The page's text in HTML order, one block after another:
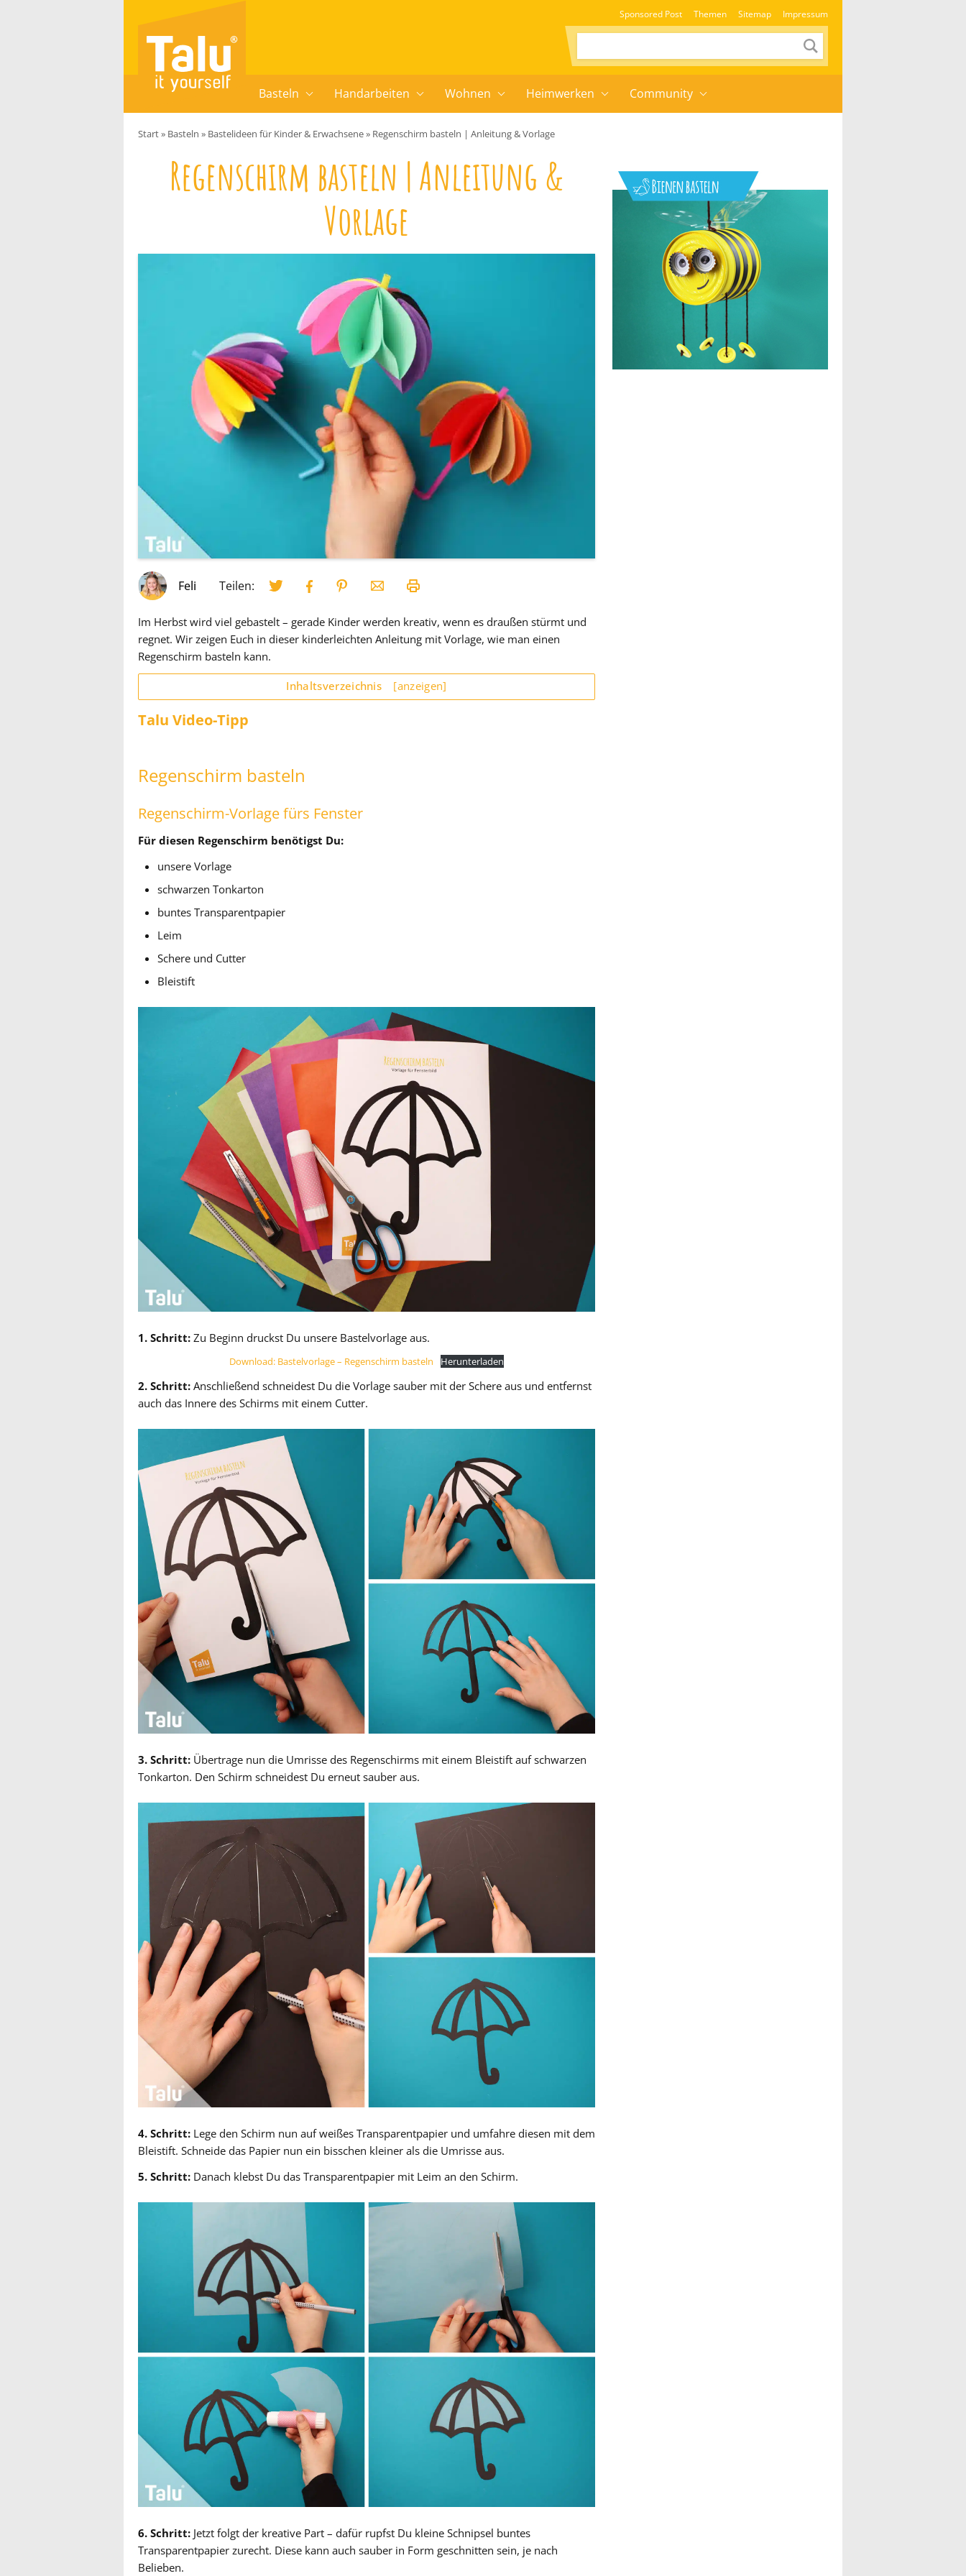
Sponsored Post Themen Sitemap Impressum
Basteln Handarbeiten Wohnen Heimwerken Community
Start» Basteln » Bastelideen für Kinder & Erwachsene» Regenschirm basteln | Anleitung & Vorlage
Regenschirm basteln | Anleitung &
Vorlage
Feli Teilen:
Im Herbst wird viel gebastelt – gerade Kinder werden kreativ, wenn es draußen stürmt und
regnet. Wir zeigen Euch in dieser kinderleichten Anleitung mit Vorlage, wie man einen
Regenschirm basteln kann.
Inhaltsverzeichnis [anzeigen]
Talu Video-Tipp
Regenschirm basteln
Regenschirm-Vorlage fürs Fenster
Für diesen Regenschirm benötigst Du:
unsere Vorlage
schwarzen Tonkarton
buntes Transparentpapier
Leim
Schere und Cutter
Bleistift
1. Schritt: Zu Beginn druckst Du unsere Bastelvorlage aus.
Download: Bastelvorlage – Regenschirm basteln Herunterladen
2. Schritt: Anschließend schneidest Du die Vorlage sauber mit der Schere aus und entfernst
auch das Innere des Schirms mit einem Cutter.
3. Schritt: Übertrage nun die Umrisse des Regenschirms mit einem Bleistift auf schwarzen
Tonkarton. Den Schirm schneidest Du erneut sauber aus.
4. Schritt: Lege den Schirm nun auf weißes Transparentpapier und umfahre diesen mit dem
Bleistift. Schneide das Papier nun ein bisschen kleiner als die Umrisse aus.
5. Schritt: Danach klebst Du das Transparentpapier mit Leim an den Schirm.
6. Schritt: Jetzt folgt der kreative Part – dafür rupfst Du kleine Schnipsel buntes
Transparentpapier zurecht. Diese kann auch sauber in Form geschnitten sein, je nach
Belieben.